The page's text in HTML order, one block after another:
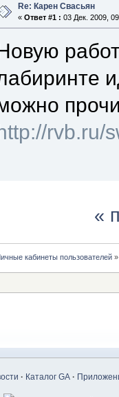
Re: Карен Свасьян
« Ответ #1 : 03 Дек. 2009,
rvb.ru/
«
кабинеты пользователей»
· Каталог GA ·